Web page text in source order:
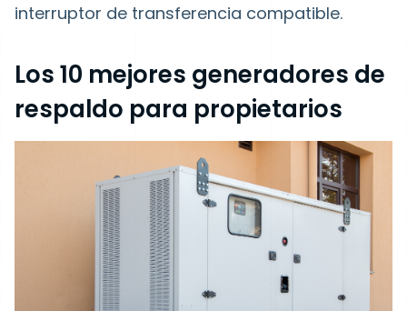
interruptor de transferencia compatible.
Los 10 mejores generadores de
respaldo para propietarios